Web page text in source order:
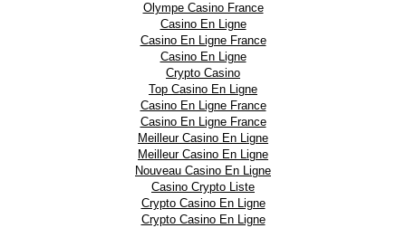
Olympe Casino France
Casino En Ligne
Casino En Ligne France
Casino En Ligne
Crypto Casino
Top Casino En Ligne
Casino En Ligne France
Casino En Ligne France
Meilleur Casino En Ligne
Meilleur Casino En Ligne
Nouveau Casino En Ligne
Casino Crypto Liste
Crypto Casino En Ligne
Crypto Casino En Ligne